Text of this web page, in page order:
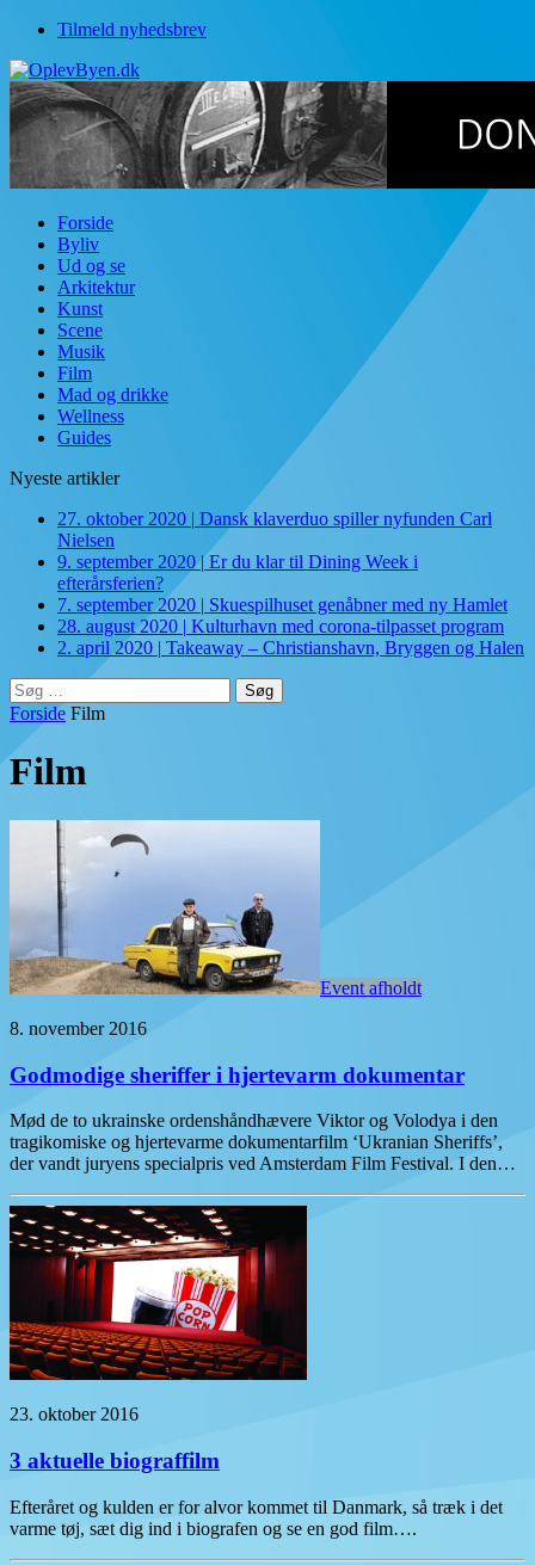
Tilmeld nyhedsbrev
Forside
Byliv
Ud og se
Arkitektur
Kunst
Scene
Musik
Film
Mad og drikke
Wellness
Guides
Nyeste artikler
27. oktober 2020 | Dansk klaverduo spiller nyfunden Carl
Nielsen
9. september 2020 | Er du klar til Dining Week i
efterårsferien?
7. september 2020 | Skuespilhuset genåbner med ny Hamlet
28. august 2020 | Kulturhavn med corona-tilpasset program
2. april 2020 | Takeaway – Christianshavn, Bryggen og Halen
Søg
efter:
Forside Film
Film
Event afholdt
8. november 2016
Godmodige sheriffer i hjertevarm dokumentar
Mød de to ukrainske ordenshåndhævere Viktor og Volodya i den
tragikomiske og hjertevarme dokumentarfilm ‘Ukranian Sheriffs’,
der vandt juryens specialpris ved Amsterdam Film Festival. I den…
23. oktober 2016
3 aktuelle biograffilm
Efteråret og kulden er for alvor kommet til Danmark, så træk i det
varme tøj, sæt dig ind i biografen og se en god film….